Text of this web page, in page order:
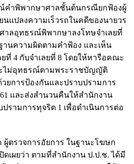
คำพิพากษาศาลชั้นต้นกรณียกฟ้องผู้
นแปลงความเร็วรถในคดีของนายวร
าลอุทธรณ์พิพากษาลงโทษจำเลยที่
ฐานความผิดตามคำฟ้อง และเห็น
ที่ 4 กับจำเลยที่ 8 โดยให้หารือคณะ
ไม่อุทธรณ์ตามพระราชบัญญัติ
ยการป้องกันและปราบปรามการ
และส่งสำนวนคืนให้สำนักงาน
รามการทุจริต 1 เพื่อดำเนินการต่อ
ผู้ตรวจการอัยการ ในฐานะโฆษก
ดเผยว่า ตามที่สำนักงาน ป.ป.ช. ได้มี